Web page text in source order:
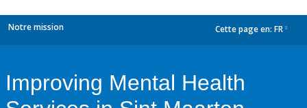
Notre mission Cette page en: FR
Improving Mental Health